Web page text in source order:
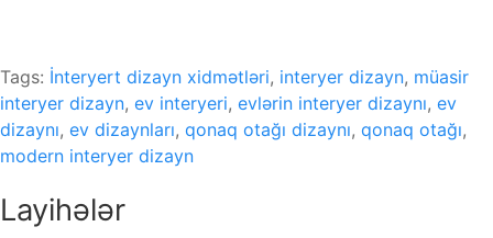
Tags: İnteryert dizayn xidmətləri, interyer dizayn, müasir
interyer dizayn, ev interyeri, evlərin interyer dizaynı, ev
dizaynı, ev dizaynları, qonaq otağı dizaynı, qonaq otağı,
modern interyer dizayn
Layihələr